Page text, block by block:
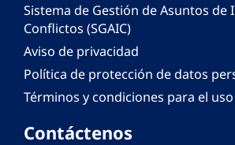
Sistema de Gestión de Asuntos de
Conflictos (SGAIC)
Aviso de privacidad
Política de protección de datos
Términos y condiciones para el
Contáctenos